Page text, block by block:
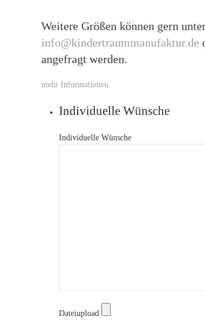
Weitere Größen können gern
info@kindertraummanufaktur.de
angefragt werden.
mehr Informationen
Individuelle Wünsche
Individuelle Wünsche
Dateiupload